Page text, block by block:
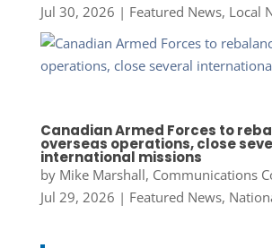
Jul 30, 2026 | Featured News, Local
Canadian Armed Forces to
overseas operations, close
international missions
by Mike Marshall, Communications
Jul 29, 2026 | Featured News,